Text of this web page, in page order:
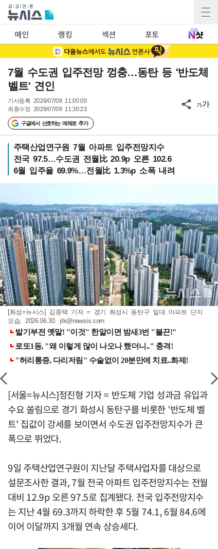
메인 랭킹 섹션 포토
7월 수도권 입주전망 껑충…동탄 등 '반도체
벨트' 견인
기사등록 2026/07/09 11:00:00
최종수정 2026/07/09 11:30:23
구글에서 선호하는 매체로 추가
가가
주택산업연구원 7월 아파트 입주전망지수
전국 97.5…수도권 전월比 20.9p 오른 102.6
6월 입주율 69.9%…전월比 1.3%p 소폭 내려
[화성=뉴시스] 김종택 기자 = 경기 화성시 동탄구 일대 아파트 단지
모습. 2026.06.30. jtk@newsis.com
[서울=뉴시스]정진형 기자 = 반도체 기업 성과금 유입과
수요 쏠림으로 경기 화성시 동탄구를 비롯한 '반도체 벨
트' 집값이 강세를 보이면서 수도권 입주전망지수가 큰
폭으로 뛰었다.
9일 주택산업연구원이 지난달 주택사업자를 대상으로
설문조사한 결과, 7월 전국 아파트 입주전망지수는 전월
대비 12.9p 오른 97.5로 집계됐다. 전국 입주전망지수
는 지난 4월 69.3까지 하락한 후 5월 74.1, 6월 84.6에
이어 이달까지 3개월 연속 상승세다.